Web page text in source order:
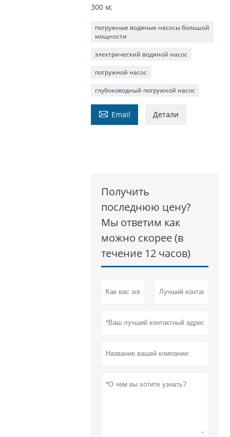
300 м;
погружные водяные насосы большой
мощности
электрический водяной насос
погружной насос
глубоководный погружной насос
 Email Детали
Получить
последнюю цену?
Мы ответим как
можно скорее (в
течение 12 часов)